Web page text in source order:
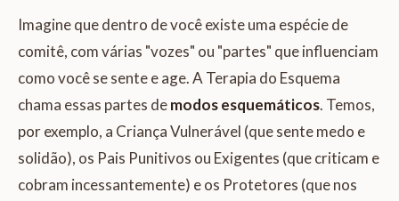
Imagine que dentro de você existe uma espécie de
comitê, com várias "vozes" ou "partes" que influenciam
como você se sente e age. A Terapia do Esquema
chama essas partes demodos esquemáticos. Temos,
por exemplo, a Criança Vulnerável (que sente medo e
solidão), os Pais Punitivos ou Exigentes (que criticam e
cobram incessantemente) e os Protetores (que nos